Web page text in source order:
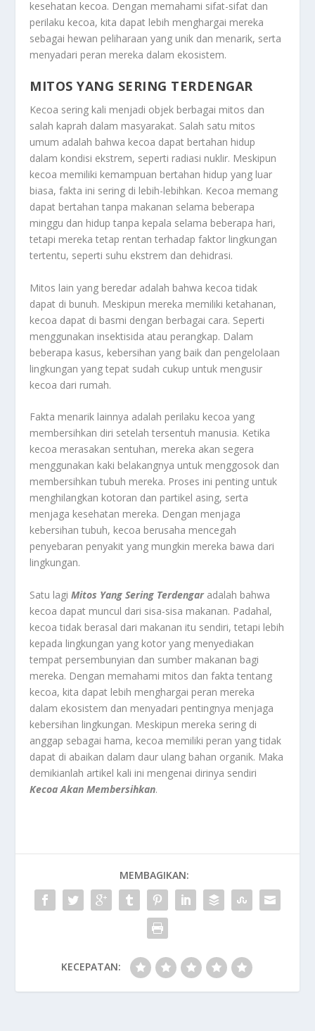
kesehatan kecoa. Dengan memahami sifat-sifat dan
perilaku kecoa, kita dapat lebih menghargai mereka
sebagai hewan peliharaan yang unik dan menarik, serta
menyadari peran mereka dalam ekosistem.
MITOS YANG SERING TERDENGAR
Kecoa sering kali menjadi objek berbagai mitos dan
salah kaprah dalam masyarakat. Salah satu mitos
umum adalah bahwa kecoa dapat bertahan hidup
dalam kondisi ekstrem, seperti radiasi nuklir. Meskipun
kecoa memiliki kemampuan bertahan hidup yang luar
biasa, fakta ini sering di lebih-lebihkan. Kecoa memang
dapat bertahan tanpa makanan selama beberapa
minggu dan hidup tanpa kepala selama beberapa hari,
tetapi mereka tetap rentan terhadap faktor lingkungan
tertentu, seperti suhu ekstrem dan dehidrasi.
Mitos lain yang beredar adalah bahwa kecoa tidak
dapat di bunuh. Meskipun mereka memiliki ketahanan,
kecoa dapat di basmi dengan berbagai cara. Seperti
menggunakan insektisida atau perangkap. Dalam
beberapa kasus, kebersihan yang baik dan pengelolaan
lingkungan yang tepat sudah cukup untuk mengusir
kecoa dari rumah.
Fakta menarik lainnya adalah perilaku kecoa yang
membersihkan diri setelah tersentuh manusia. Ketika
kecoa merasakan sentuhan, mereka akan segera
menggunakan kaki belakangnya untuk menggosok dan
membersihkan tubuh mereka. Proses ini penting untuk
menghilangkan kotoran dan partikel asing, serta
menjaga kesehatan mereka. Dengan menjaga
kebersihan tubuh, kecoa berusaha mencegah
penyebaran penyakit yang mungkin mereka bawa dari
lingkungan.
Satu lagiMitos Yang Sering Terdengaradalah bahwa
kecoa dapat muncul dari sisa-sisa makanan. Padahal,
kecoa tidak berasal dari makanan itu sendiri, tetapi lebih
kepada lingkungan yang kotor yang menyediakan
tempat persembunyian dan sumber makanan bagi
mereka. Dengan memahami mitos dan fakta tentang
kecoa, kita dapat lebih menghargai peran mereka
dalam ekosistem dan menyadari pentingnya menjaga
kebersihan lingkungan. Meskipun mereka sering di
anggap sebagai hama, kecoa memiliki peran yang tidak
dapat di abaikan dalam daur ulang bahan organik. Maka
demikianlah artikel kali ini mengenai dirinya sendiri
Kecoa Akan Membersihkan.
MEMBAGIKAN:
KECEPATAN: